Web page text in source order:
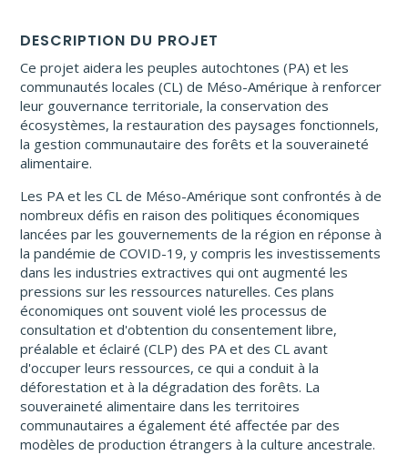
DESCRIPTION DU PROJET
Ce projet aidera les peuples autochtones (PA) et les
communautés locales (CL) de Méso-Amérique à renforcer
leur gouvernance territoriale, la conservation des
écosystèmes, la restauration des paysages fonctionnels,
la gestion communautaire des forêts et la souveraineté
alimentaire.
Les PA et les CL de Méso-Amérique sont confrontés à de
nombreux défis en raison des politiques économiques
lancées par les gouvernements de la région en réponse à
la pandémie de COVID-19, y compris les investissements
dans les industries extractives qui ont augmenté les
pressions sur les ressources naturelles. Ces plans
économiques ont souvent violé les processus de
consultation et d'obtention du consentement libre,
préalable et éclairé (CLP) des PA et des CL avant
d'occuper leurs ressources, ce qui a conduit à la
déforestation et à la dégradation des forêts. La
souveraineté alimentaire dans les territoires
communautaires a également été affectée par des
modèles de production étrangers à la culture ancestrale.